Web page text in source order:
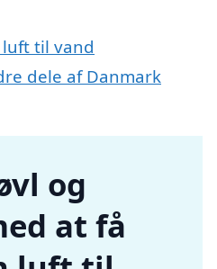
til vand
dele af Danmark
og
at få